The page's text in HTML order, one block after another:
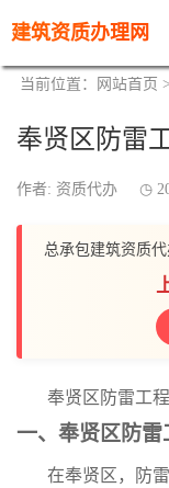
建筑资质办理网
当前位置： 网站首页 >
奉贤区防雷
作者: 资质代办
总承包建筑资质
奉贤区防雷工
一、奉贤区防
在奉贤区，防